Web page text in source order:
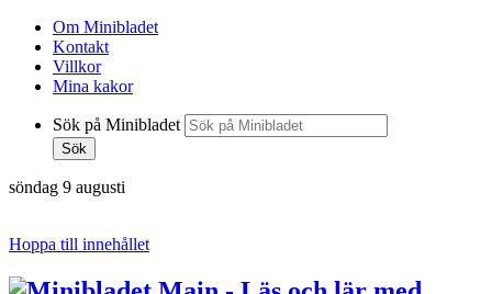
Om Minibladet
Kontakt
Villkor
Mina kakor
Sök på Minibladet
Sök
söndag 9 augusti
Hoppa till innehållet